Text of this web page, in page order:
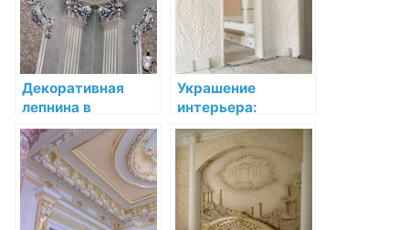
Декоративная
лепнина в
интерьере
классицизма:
элегантность и
строгость
Украшение
интерьера:
Лепнина в стиле
барокко